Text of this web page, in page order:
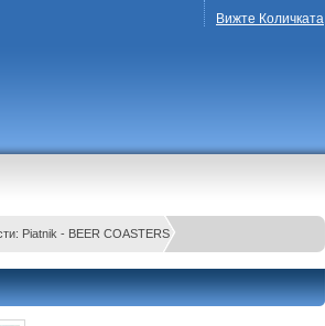
Вижте Количката
Piatnik - BEER COASTERS